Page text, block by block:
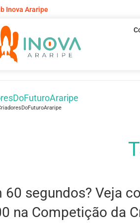
Inova Araripe
60 segundos? Veja
na Competição da